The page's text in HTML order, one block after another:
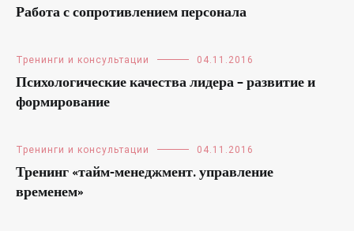
Работа с сопротивлением персонала
Тренинги и консультации 04.11.2016
Психологические качества лидера – развитие и
формирование
Тренинги и консультации 04.11.2016
Тренинг «тайм-менеджмент. управление
временем»